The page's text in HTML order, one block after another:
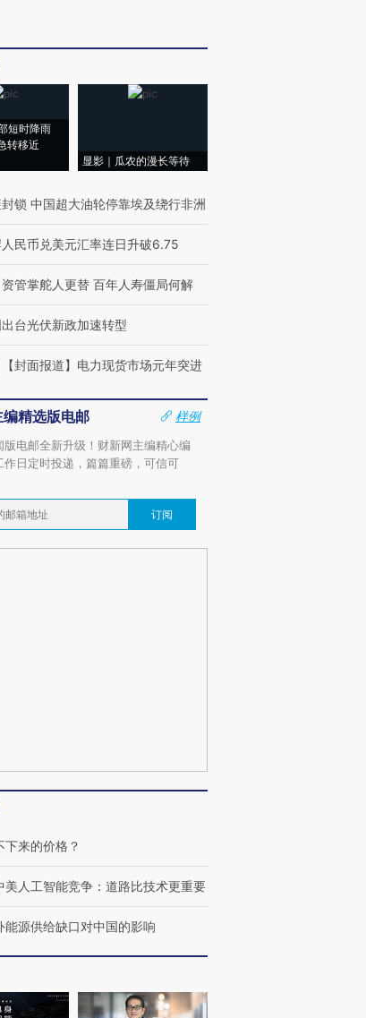
粒摇头丸 尿检体内含3种
度Z世代 用街头抗争将教
短时降雨
转移近
显影｜瓜农的漫长等待
锁 中国超大油轮停靠埃及绕行非洲
民币兑美元汇率连日升破6.75
资管掌舵人更替 百年人寿僵局何解
台光伏新政加速转型
【封面报道】电力现货市场元年突进
编精选版电邮
样例
版电邮全新升级！财新网主编精心编
作日定时投递，篇篇重磅，可信可
订阅
下来的价格？
美人工智能竞争：道路比技术更重要
能源供给缺口对中国的影响